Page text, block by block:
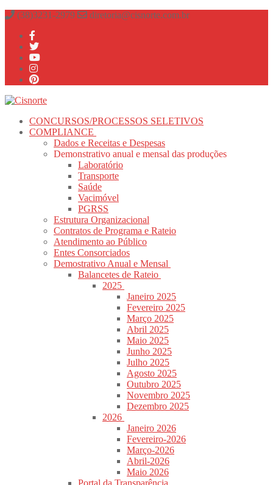
Pular
conteúdo
Menu
fechado
(38)3231-2979 diretoria@cisnorte.com.br
CONCURSOS/PROCESSOS SELETIVOS
COMPLIANCE
Dados e Receitas e Despesas
Demonstrativo anual e mensal das produções
Laboratório
Transporte
Saúde
Vacimóvel
PGRSS
Estrutura Organizacional
Contratos de Programa e Rateio
Atendimento ao Público
Entes Consorciados
Demostrativo Anual e Mensal
Balancetes de Rateio
2025
Janeiro 2025
Fevereiro 2025
Março 2025
Abril 2025
Maio 2025
Junho 2025
Julho 2025
Agosto 2025
Outubro 2025
Novembro 2025
Dezembro 2025
2026
Janeiro 2026
Fevereiro-2026
Março-2026
Abril-2026
Maio 2026
Portal da Transparência